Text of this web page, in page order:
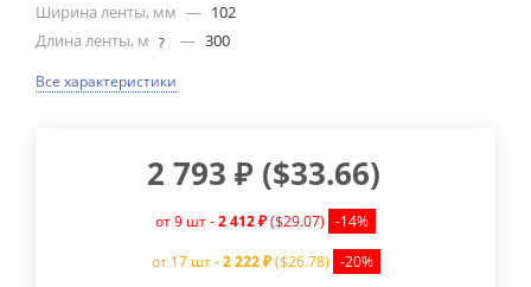
Ширина ленты, мм — 102
Длина ленты, м ? — 300
Все характеристики
2 793 ₽ ($33.66)
от 9 шт -2 412 ₽($29.07) -14%
от 17 шт -2 222 ₽ ($26.78) -20%